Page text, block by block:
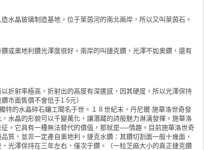
水晶玻璃制造基地，位于萊茵河的南北兩岸，所以又叫萊茵石。
或奧地利鑽光澤度很好。 南岸的叫捷克鑽 ，光澤不如奧鑽，還有
折射率極高，折射出的高度有深邃感，因其硬度，所以光澤保持
市面售價不會低于1.5元）
特的水晶碎石鑲工聞名于世。１８世紀末，丹尼爾·施華洛世奇發
水晶的形貌可以千變萬化，讓潛藏的詩般魅力淋漓發揮。施華洛
。它具有一種無法替代的價值，那就是──情趣。 目前施華洛世奇
質，並非一定產自奧地利。 捷克水鑽：其鑽切割面一般十幾面，
光澤保持在三年左右，僅次于鑽。（一粒芝麻大小的真正捷克鑽